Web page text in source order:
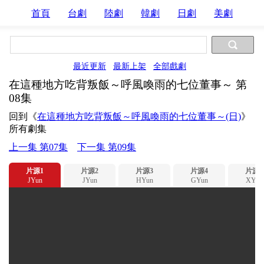
首頁 台劇 陸劇 韓劇 日劇 美劇
最近更新 最新上架 全部戲劇
在這種地方吃背叛飯～呼風喚雨的七位董事～ 第
08集
回到《在這種地方吃背叛飯～呼風喚雨的七位董事～(日)》
所有劇集
上一集 第07集
下一集 第09集
片源1
JYun
片源2
JYun
片源3
HYun
片源4
GYun
片源5
XYun